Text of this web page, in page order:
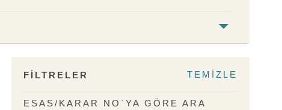
FİLTRELER TEMİZLE
ESAS/KARAR NO`YA GÖRE ARA